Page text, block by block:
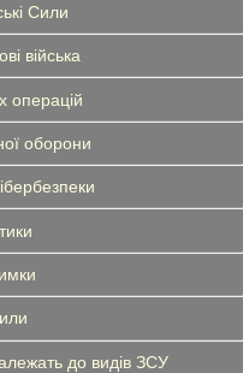
Сили
війська
операцій
оборони
до видів ЗСУ